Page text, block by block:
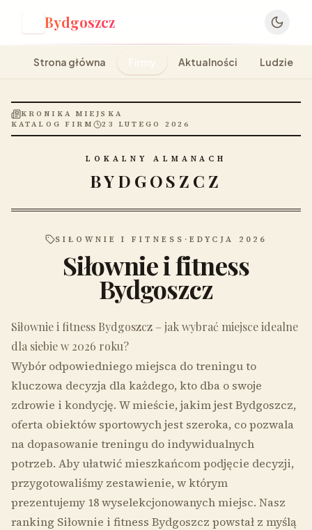
Bydgoszcz
Strona główna Firmy Aktualności Ludzie
KRONIKA MIEJSKA
KATALOG FIRM
23 LUTEGO 2026
LOKALNY ALMANACH
BYDGOSZCZ
SIŁOWNIE I FITNESS · EDYCJA 2026
Siłownie i fitness
Bydgoszcz
Siłownie i fitness Bydgoszcz – jak wybrać miejsce idealne
dla siebie w 2026 roku?
Wybór odpowiedniego miejsca do treningu to
kluczowa decyzja dla każdego, kto dba o swoje
zdrowie i kondycję. W mieście, jakim jest Bydgoszcz,
oferta obiektów sportowych jest szeroka, co pozwala
na dopasowanie treningu do indywidualnych
potrzeb. Aby ułatwić mieszkańcom podjęcie decyzji,
przygotowaliśmy zestawienie, w którym
prezentujemy 18 wyselekcjonowanych miejsc. Nasz
ranking Siłownie i fitness Bydgoszcz powstał z myślą